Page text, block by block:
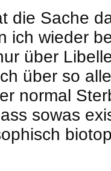
die Sache
ich wieder
über
über so
normal
sowas